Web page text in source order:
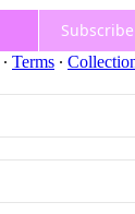
Subscribe
∙ Terms ∙